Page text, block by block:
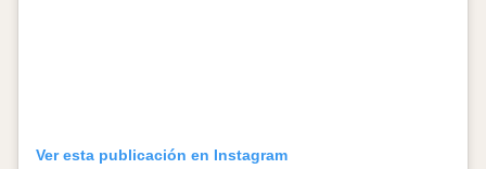
Ver esta publicación en Instagram